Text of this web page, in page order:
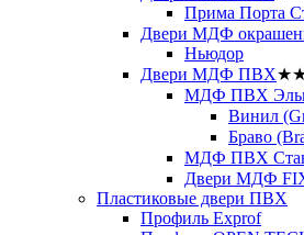
Прима Порта
Двери МДФ
Ньюдор
Двери МДФ ПВХ
МДФ ПВХ
Винил
Браво
МДФ ПВХ
Двери МДФ
Пластиковые двери ПВХ
Профиль Exprof